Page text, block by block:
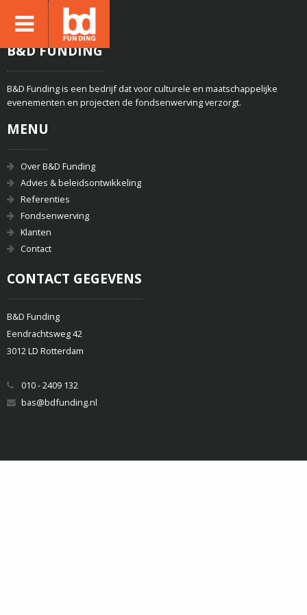
B&D FUNDING
B&D Funding is een bedrijf dat voor culturele en maatschappelijke
evenementen en projecten de fondsenwerving verzorgt.
MENU
Over B&D Funding
Advies & beleidsontwikkeling
Referenties
Fondsenwerving
Klanten
Contact
CONTACT GEGEVENS
B&D Funding
Eendrachtsweg 42
3012 LD Rotterdam
010 - 2409 132
bas@bdfunding.nl